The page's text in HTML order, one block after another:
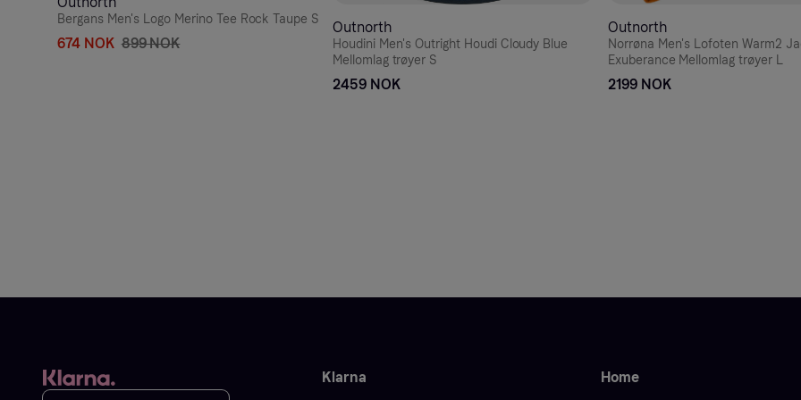
Bergans Men's Logo Merino Tee Rock Taupe S
674 NOK 899 NOK
Outnorth
Houdini Men's Outright Houdi Cloudy Blue
Mellomlag trøyer S
2459 NOK
Outnorth
Norrøna Men's Lofoten Warm2
Exuberance Mellomlag trøyer L
2199 NOK
Klarna Home